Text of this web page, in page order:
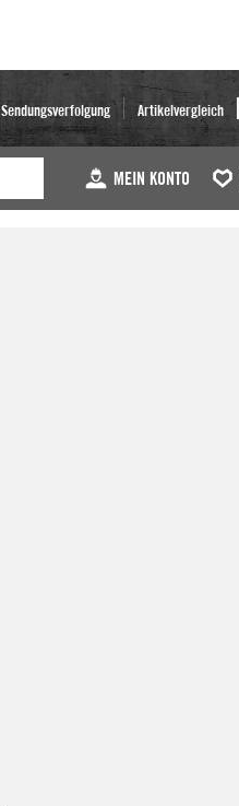
Sendungsverfolgung Artikelvergleich
MEIN KONTO